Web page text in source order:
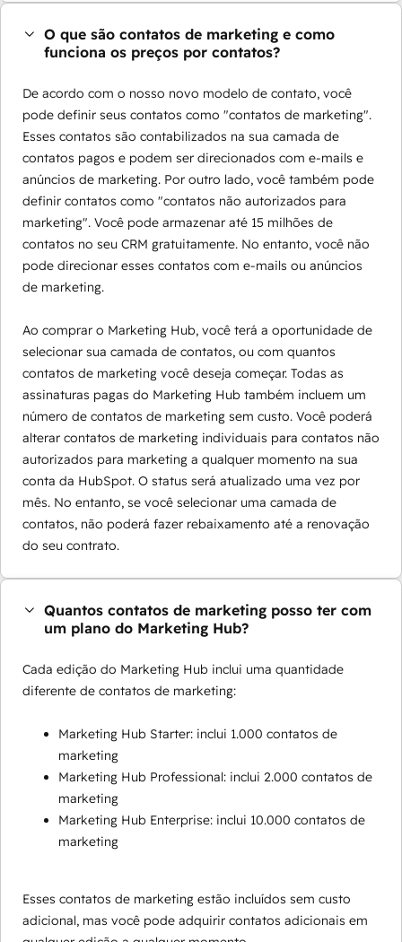
O que são contatos de marketing e como
funciona os preços por contatos?
De acordo com o nosso novo modelo de contato, você
pode definir seus contatos como "contatos de marketing".
Esses contatos são contabilizados na sua camada de
contatos pagos e podem ser direcionados com e-mails e
anúncios de marketing. Por outro lado, você também pode
definir contatos como "contatos não autorizados para
marketing". Você pode armazenar até 15 milhões de
contatos no seu CRM gratuitamente. No entanto, você não
pode direcionar esses contatos com e-mails ou anúncios
de marketing.
Ao comprar o Marketing Hub, você terá a oportunidade de
selecionar sua camada de contatos, ou com quantos
contatos de marketing você deseja começar. Todas as
assinaturas pagas do Marketing Hub também incluem um
número de contatos de marketing sem custo. Você poderá
alterar contatos de marketing individuais para contatos não
autorizados para marketing a qualquer momento na sua
conta da HubSpot. O status será atualizado uma vez por
mês. No entanto, se você selecionar uma camada de
contatos, não poderá fazer rebaixamento até a renovação
do seu contrato.
Quantos contatos de marketing posso ter com
um plano do Marketing Hub?
Cada edição do Marketing Hub inclui uma quantidade
diferente de contatos de marketing:
Marketing Hub Starter: inclui 1.000 contatos de
marketing
Marketing Hub Professional: inclui 2.000 contatos de
marketing
Marketing Hub Enterprise: inclui 10.000 contatos de
marketing
Esses contatos de marketing estão incluídos sem custo
adicional, mas você pode adquirir contatos adicionais em